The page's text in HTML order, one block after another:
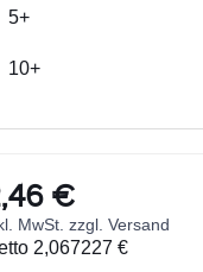
5+
10+
€
MwSt. zzgl. Versand
2,067227 €